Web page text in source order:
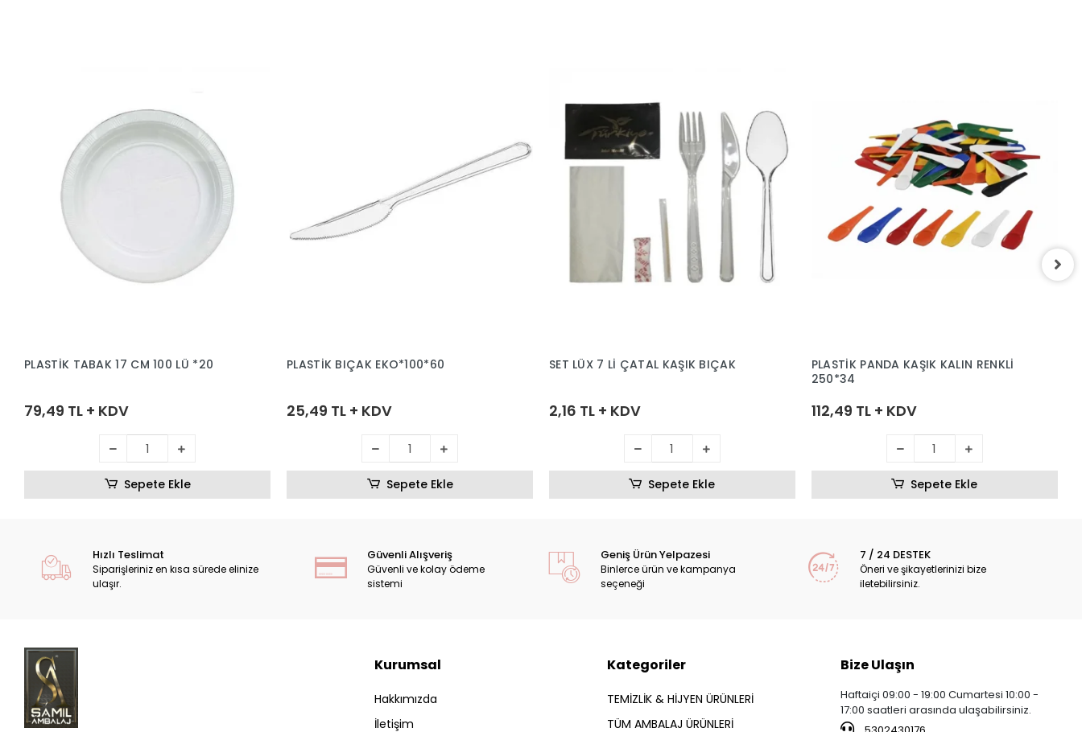
PLASTİK TABAK 17 CM 100 LÜ *20
79,49 TL + KDV
Sepete Ekle
PLASTİK BIÇAK EKO*100*60
25,49 TL + KDV
Sepete Ekle
SET LÜX 7 Lİ ÇATAL KAŞIK BIÇAK
2,16 TL + KDV
Sepete Ekle
PLASTİK PANDA KAŞIK KALIN RENKLİ
250*34
112,49 TL + KDV
Sepete Ekle
Hızlı Teslimat
Siparişleriniz en kısa sürede elinize
ulaşır.
Güvenli Alışveriş
Güvenli ve kolay ödeme
sistemi
Geniş Ürün Yelpazesi
Binlerce ürün ve kampanya
seçeneği
7 / 24 DESTEK
Öneri ve şikayetlerinizi bize
iletebilirsiniz.
Kurumsal
Hakkımızda
İletişim
Kategoriler
TEMİZLİK & HİJYEN ÜRÜNLERİ
TÜM AMBALAJ ÜRÜNLERİ
Bize Ulaşın
Haftaiçi 09:00 - 19:00 Cumartesi 10:00 -
17:00 saatleri arasında ulaşabilirsiniz.